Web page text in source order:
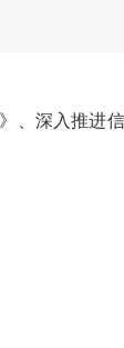
、深入推进